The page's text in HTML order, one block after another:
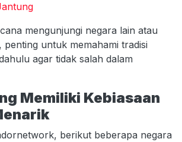
mengunjungi negara lain atau
penting untuk memahami tradisi
agar tidak salah dalam
Memiliki Kebiasaan
berikut beberapa negara